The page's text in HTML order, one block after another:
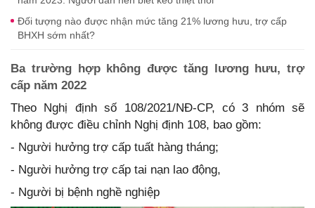
Đối tượng nào được nhận mức tăng 21% lương hưu, trợ cấp
BHXH sớm nhất?
Ba trường hợp không được tăng lương hưu, trợ
cấp năm 2022
Theo Nghị định số 108/2021/NĐ-CP, có 3 nhóm sẽ
không được điều chỉnh Nghị định 108, bao gồm:
- Người hưởng trợ cấp tuất hàng tháng;
- Người hưởng trợ cấp tai nạn lao động,
- Người bị bệnh nghề nghiệp